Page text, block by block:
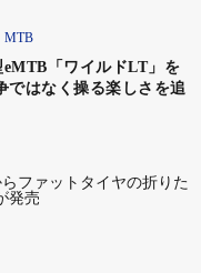
MTB
「ワイルドLT」を
ではなく操る楽しさを追